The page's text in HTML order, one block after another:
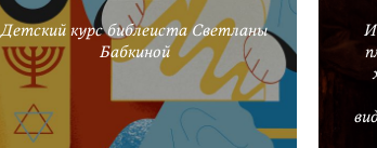
Детский курс библеиста Светланы
Бабкиной